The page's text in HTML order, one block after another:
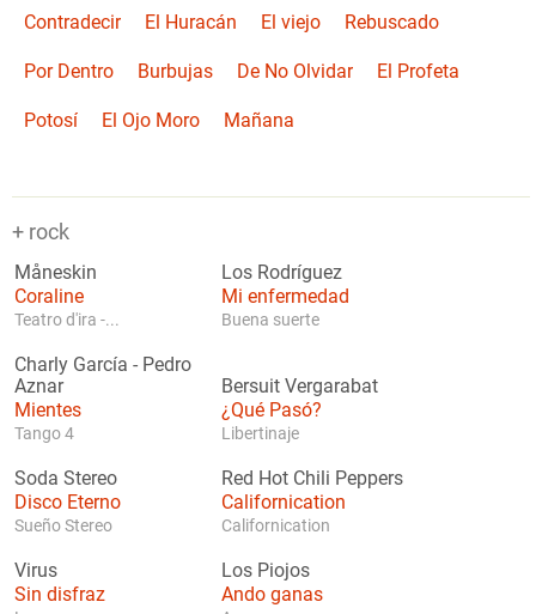
Contradecir El Huracán El viejo Rebuscado
Por Dentro Burbujas De No Olvidar El Profeta
Potosí El Ojo Moro Mañana
+ rock
Måneskin
Coraline
Teatro d'ira -...
Los Rodríguez
Mi enfermedad
Buena suerte
Charly García - Pedro
Aznar
Mientes
Tango 4
Bersuit Vergarabat
¿Qué Pasó?
Libertinaje
Soda Stereo
Disco Eterno
Sueño Stereo
Red Hot Chili Peppers
Californication
Californication
Virus
Sin disfraz
Los Piojos
Ando ganas